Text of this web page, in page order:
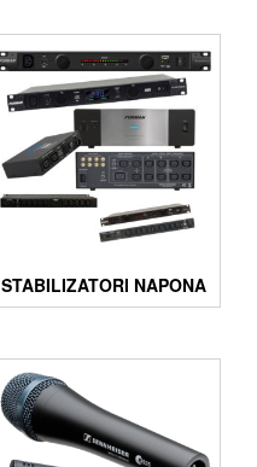
STABILIZATORI NAPONA